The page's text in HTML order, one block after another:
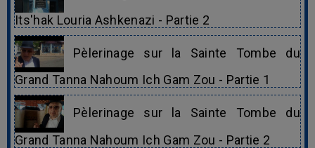
Its'hak Louria Ashkenazi - Partie 2
Pèlerinage sur la Sainte Tombe du
Grand Tanna Nahoum Ich Gam Zou - Partie 1
Pèlerinage sur la Sainte Tombe du
Grand Tanna Nahoum Ich Gam Zou - Partie 2